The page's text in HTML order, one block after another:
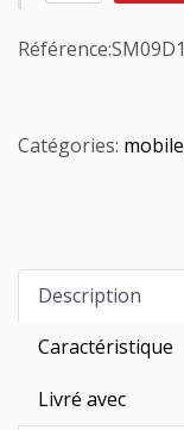
Référence:SM09D1
Catégories: mobile
Description
Caractéristique
Livré avec